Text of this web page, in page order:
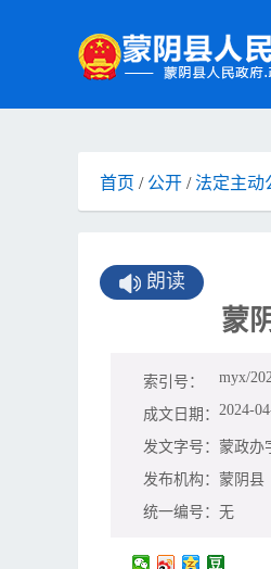
首页 / 公开 /法定主动
朗读
蒙
索引号： myx/
成文日期： 2024-
发文字号： 蒙政办
发布机构： 蒙阴县
统一编号： 无